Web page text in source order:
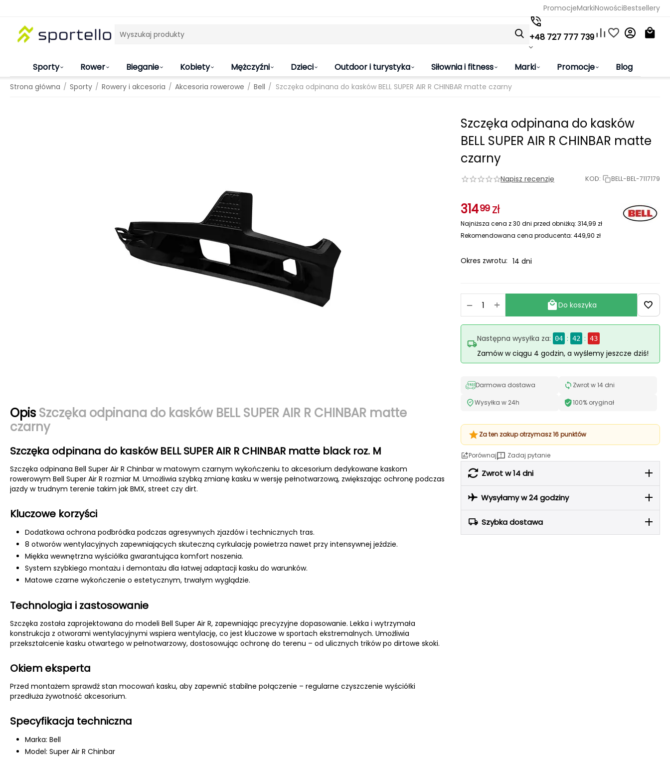
PromocjeMarkiNowościBestsellery
+48 727 777 739
Sporty Rower Bieganie Kobiety Mężczyźni Dzieci Outdoor i turystyka Siłownia i fitness Marki Promocje Blog
Strona główna / Sporty / Rowery i akcesoria / Akcesoria rowerowe / Bell / Szczęka odpinana do kasków BELL SUPER AIR R CHINBAR matte czarny
Szczęka odpinana do kasków
BELL SUPER AIR R CHINBAR matte
czarny
Napisz recenzję KOD: BELL-BEL-7117179
31499 zł
Najniższa cena z 30 dni przed obniżką: 314,99 zł
Rekomendowana cena producenta: 449,90 zł
Okres zwrotu: 14 dni
+
− Do koszyka
Następna wysyłka za: 04 : 42 : 42
Zamów w ciągu 4 godzin, a wyślemy jeszcze dziś!
Darmowa dostawa Zwrot w 14 dni
Wysyłka w 24h 100% oryginał
Za ten zakup otrzymasz 16 punktów
Porównaj Zadaj pytanie
Zwrot w 14 dni
Wysyłamy w 24 godziny
Szybka dostawa
Opis Szczęka odpinana do kasków BELL SUPER AIR R CHINBAR matte
czarny
Szczęka odpinana do kasków BELL SUPER AIR R CHINBAR matte black roz. M
Szczęka odpinana Bell Super Air R Chinbar w matowym czarnym wykończeniu to akcesorium dedykowane kaskom
rowerowym Bell Super Air R rozmiar M. Umożliwia szybką zmianę kasku w wersję pełnotwarzową, zwiększając ochronę podczas
jazdy w trudnym terenie takim jak BMX, street czy dirt.
Kluczowe korzyści
Dodatkowa ochrona podbródka podczas agresywnych zjazdów i technicznych tras.
8 otworów wentylacyjnych zapewniających skuteczną cyrkulację powietrza nawet przy intensywnej jeździe.
Miękka wewnętrzna wyściółka gwarantująca komfort noszenia.
System szybkiego montażu i demontażu dla łatwej adaptacji kasku do warunków.
Matowe czarne wykończenie o estetycznym, trwałym wyglądzie.
Technologia i zastosowanie
Szczęka została zaprojektowana do modeli Bell Super Air R, zapewniając precyzyjne dopasowanie. Lekka i wytrzymała
konstrukcja z otworami wentylacyjnymi wspiera wentylację, co jest kluczowe w sportach ekstremalnych. Umożliwia
przekształcenie kasku otwartego w pełnotwarzowy, dostosowując ochronę do terenu – od ulicznych trików po dirtowe skoki.
Okiem eksperta
Przed montażem sprawdź stan mocowań kasku, aby zapewnić stabilne połączenie – regularne czyszczenie wyściółki
przedłuża żywotność akcesorium.
Specyfikacja techniczna
Marka: Bell
Model: Super Air R Chinbar